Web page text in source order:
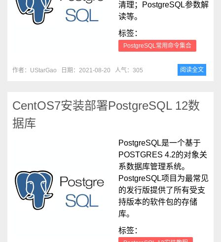
清理；PostgreSQL参数解
读等。
标签：
PostgreSQL常用命令集合
作者：UStarGao 日期：2021-08-20 人气：305 阅读全文
CentOS7安装部署PostgreSQL 12数
据库
PostgreSQL是一个基于
POSTGRES 4.2的对象关
系数据库管理系统。
PostgreSQL项目为最常见
的发行版提供了所有受支
持版本的软件包的存储
库。
标签：